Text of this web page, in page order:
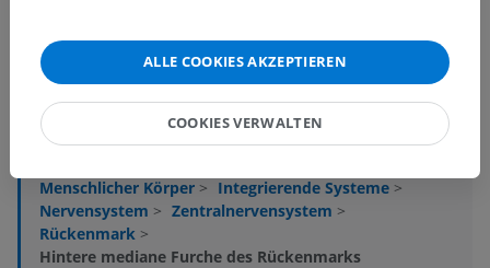
Anatomische Hierarchie
Anatomie des Menschen 2
Menschlicher Körper > Integrierende Systeme >
Nervensystem > Zentralnervensystem >
Rückenmark >
Hintere mediane Furche des Rückenmarks
ALLE COOKIES AKZEPTIEREN
COOKIES VERWALTEN